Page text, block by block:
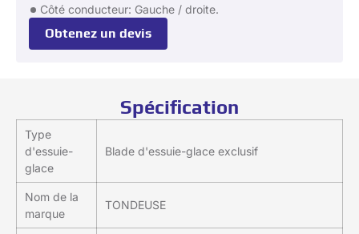
Côté conducteur: Gauche / droite.
Obtenez un devis
Spécification
Type
d'essuie-
glace
Blade d'essuie-glace exclusif
Nom de la
marque
TONDEUSE